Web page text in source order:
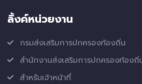
ลิ้งค์หน่วยงาน
กรมส่งเสริมการปกครองท้องถิ่น
สำนักงานส่งเสริมการปกครองท้อง
สำหรับเจ้าหน้าที่